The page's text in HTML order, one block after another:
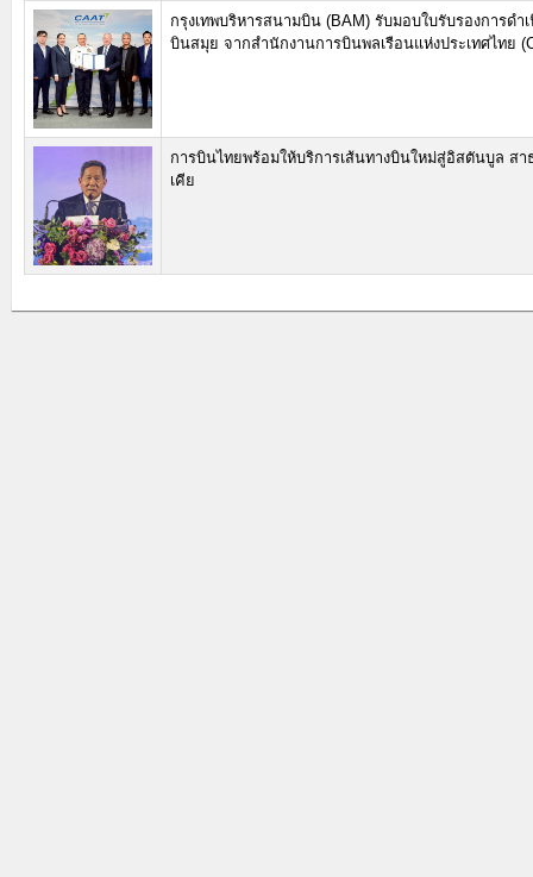
กรุงเทพบริหารสนามบิน (BAM) รับมอบใบรับรองการดำ
บินสมุย จากสำนักงานการบินพลเรือนแห่งประเทศไทย
การบินไทยพร้อมให้บริการเส้นทางบินใหม่สู่อิสตันบูล ส
เคีย